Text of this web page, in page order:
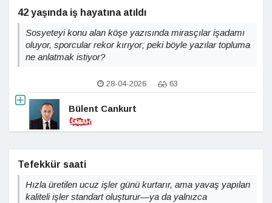
42 yaşında iş hayatına atıldı
Sosyeteyi konu alan köşe yazısında mirasçılar işadamı
oluyor, sporcular rekor kırıyor; peki böyle yazılar topluma
ne anlatmak istiyor?
28-04-2026 63
Bülent Cankurt
Tefekkür saati
Hızla üretilen ucuz işler günü kurtarır, ama yavaş yapılan
kaliteli işler standart oluşturur—ya da yalnızca